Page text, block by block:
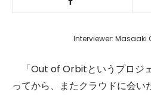
Interviewer: Masaaki
「Out of Orbitというプロジ
ってから、またクラウドに会い